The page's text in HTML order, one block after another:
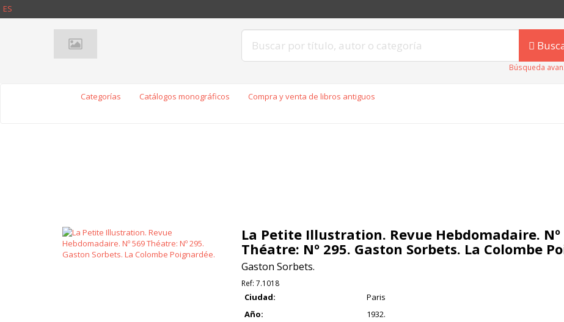
ES
Búsqueda
Categorías Catálogos monográficos Compra y venta de libros antiguos
La Petite Illustration. Revue Hebdomadaire. Nº
Théatre: Nº 295. Gaston Sorbets. La Colombe
Gaston Sorbets.
Ref: 7.1018
Ciudad:
Paris
Año:
1932.